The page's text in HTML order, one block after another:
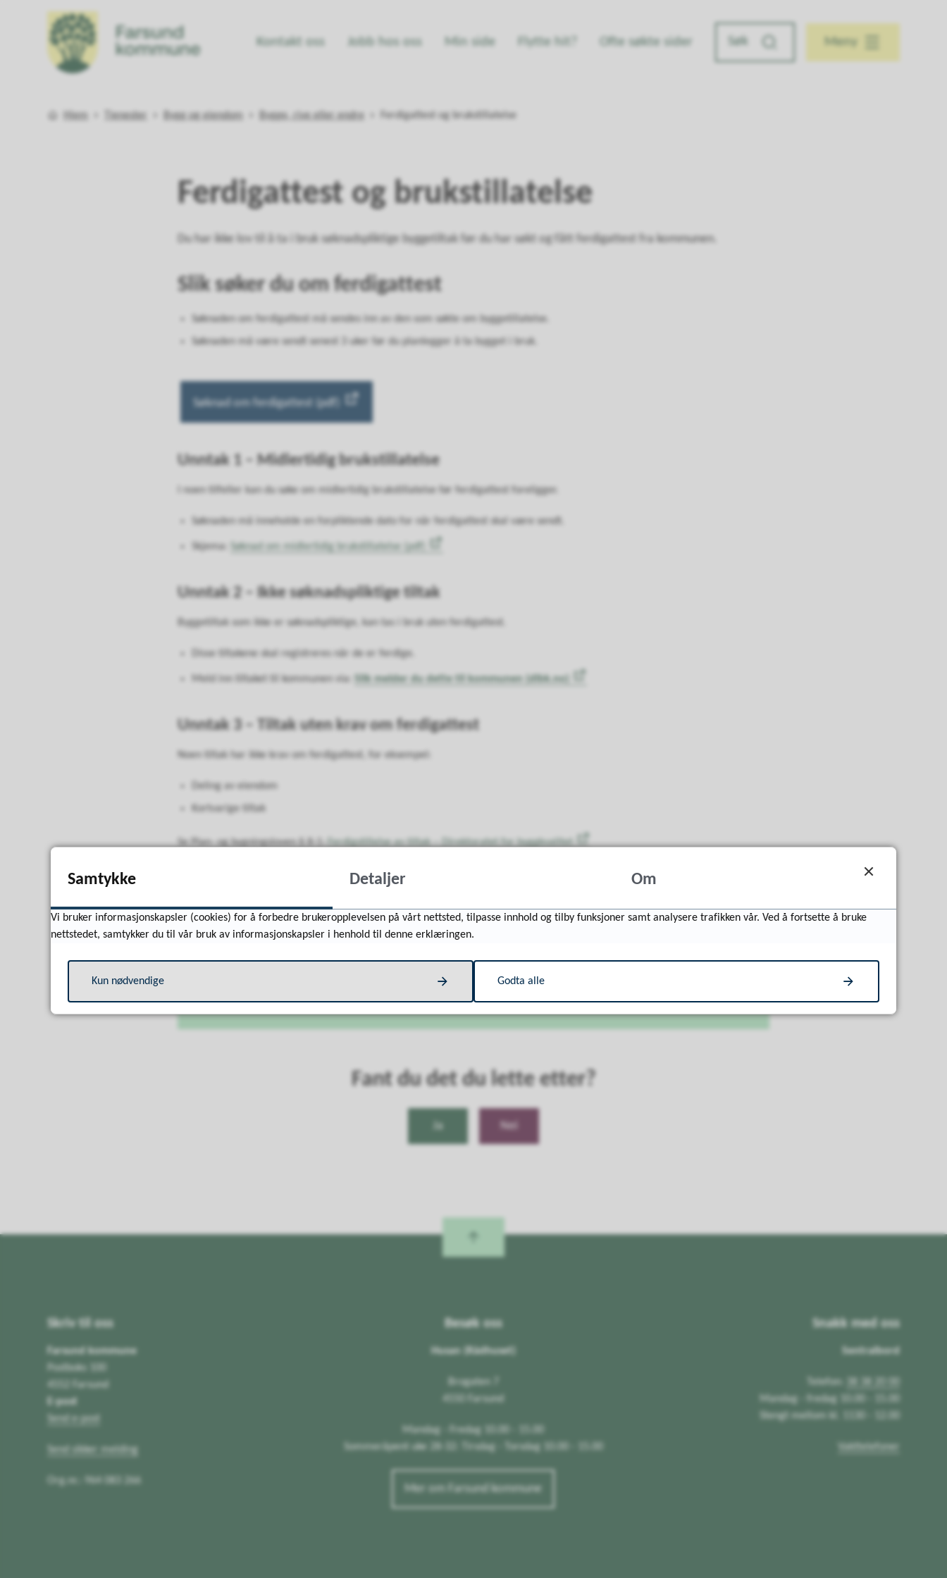
Kontakt oss Jobb hos oss Min side Flytte hit? Ofte søkte sider Meny
Du er her:
Hjem Tjenester Bygg og eiendom Bygge, rive eller endre Ferdigattest og brukstillatelse
Ferdigattest og brukstillatelse
Du har ikke lov til å ta i bruk søknadspliktige byggetiltak før du har søkt og fått ferdigattest fra kommunen.
Slik søker du om ferdigattest
Søknaden om ferdigattest må sendes inn av den som søkte om byggetillatelse.
Søknaden må være sendt senest 3 uker før du planlegger å ta bygget i bruk.
Søknad om ferdigattest (pdf)
Unntak 1 – Midlertidig brukstillatelse
I noen tilfeller kan du søke om midlertidig brukstillatelse før ferdigattest foreligger.
Søknaden må inneholde en forpliktende dato for når ferdigattest skal være sendt.
Skjema Søknad om midlertidig brukstillatelse (pdf)
Unntak 2 – Ikke søknadspliktige tiltak
Byggetiltak som ikke er søknadspliktige, kan tas i bruk uten ferdigattest.
Disse tiltakene skal registreres når de er ferdige.
Meld inn tiltaket til kommunen via: Slik melder du dette til kommunen (dibk.no)
Unntak 3 – Tiltak uten krav om ferdigattest
Noen tiltak har ikke krav om ferdigattest, for eksempel:
Deling av eiendom
Kortvarige tiltak
Se Plan- og bygningsloven § 8-1:Ferdigstillelse av tiltak – Direktoratet for byggkvalitet
Har du noen spørsmål?
Fant du det du lette etter?
Ja Nei
Skriv til oss
Farsund kommune
Postboks 100
4552 Farsund
E-post
Send e-post
Send sikker melding
Org.nr.: 964 083 266
Besøk oss
Husan (Rådhuset)
Brogaten 7
4550 Farsund
Mandag - Fredag 10.00 - 15.00
Sommeråpent uke 28-32: Tirsdag - Torsdag 10.00 - 15.00
Mer om Farsund kommune
Snakk med oss
Sentralbord
Telefon:
Mandag - fredag 10.00 - 15.00
Stengt mellom kl. 1130 - 12.00
Vakttelefoner
Samtykke Detaljer Om
Vi bruker informasjonskapsler (cookies) for å forbedre brukeropplevelsen på vårt nettsted, tilpasse innhold og tilby funksjoner samt analysere trafikken vår. Ved å fortsette å bruke
nettstedet, samtykker du til vår bruk av informasjonskapsler i henhold til denne erklæringen.
Kun nødvendige Godta alle